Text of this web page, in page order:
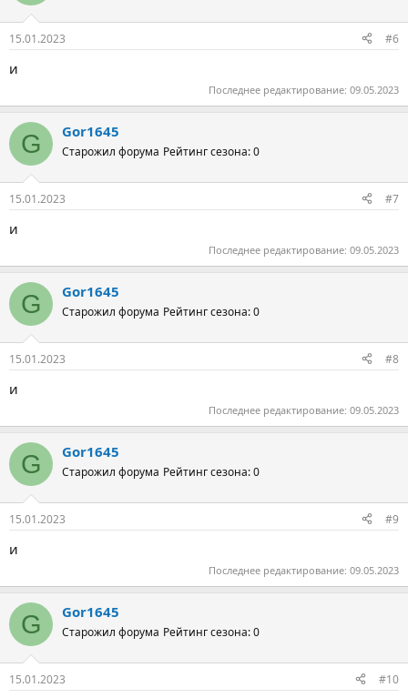
15.01.2023 #6
и
Последнее редактирование: 09.05.2023
G Gor1645
Старожил форума Рейтинг сезона: 0
15.01.2023 #7
и
Последнее редактирование: 09.05.2023
G Gor1645
Старожил форума Рейтинг сезона: 0
15.01.2023 #8
и
Последнее редактирование: 09.05.2023
G Gor1645
Старожил форума Рейтинг сезона: 0
15.01.2023 #9
и
Последнее редактирование: 09.05.2023
G Gor1645
Старожил форума Рейтинг сезона: 0
15.01.2023 #10